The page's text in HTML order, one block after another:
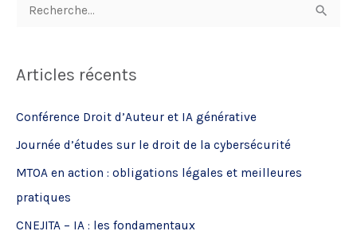
h
c
h
e
r
Articles récents
Conférence Droit d’Auteur et IA générative
Journée d’études sur le droit de la cybersécurité
MTOA en action : obligations légales et meilleures
pratiques
CNEJITA – IA : les fondamentaux